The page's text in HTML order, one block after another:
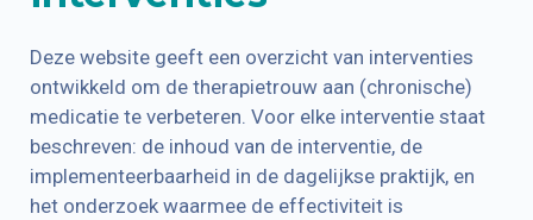
Deze website geeft een overzicht van interventies
ontwikkeld om de therapietrouw aan (chronische)
medicatie te verbeteren. Voor elke interventie staat
beschreven: de inhoud van de interventie, de
implementeerbaarheid in de dagelijkse praktijk, en
het onderzoek waarmee de effectiviteit is